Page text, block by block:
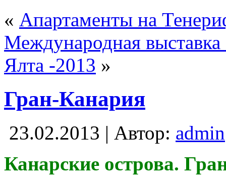
« Апартаменты на
Международная
Ялта -2013 »
Гран-Канария
23.02.2013 | Автор: admin
Канарские острова.